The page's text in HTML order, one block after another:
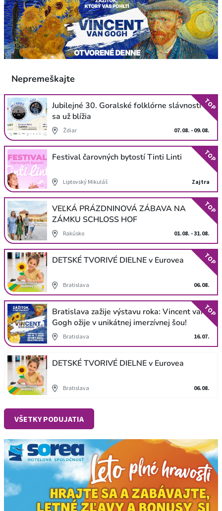
Nepremeškajte
Jubilejné 30. Goralské folklórne slávnosti
sa už blížia
Ždiar 07.08. - 09.08.
TOP
Festival čarovných bytostí Tinti Linti
Liptovský Mikuláš Zajtra
TOP
VEĽKÁ PRÁZDNINOVÁ ZÁBAVA NA
ZÁMKU SCHLOSS HOF
Rakúsko 01.08. - 31.08.
TOP
DETSKÉ TVORIVÉ DIELNE v Eurovea
Bratislava 06.08.
TOP
Bratislava zažije výstavu roka: Vincent van
Gogh ožije v unikátnej imerzívnej šou!
Bratislava 16.07.
TOP
DETSKÉ TVORIVÉ DIELNE v Eurovea
Bratislava 06.08.
VŠETKY PODUJATIA